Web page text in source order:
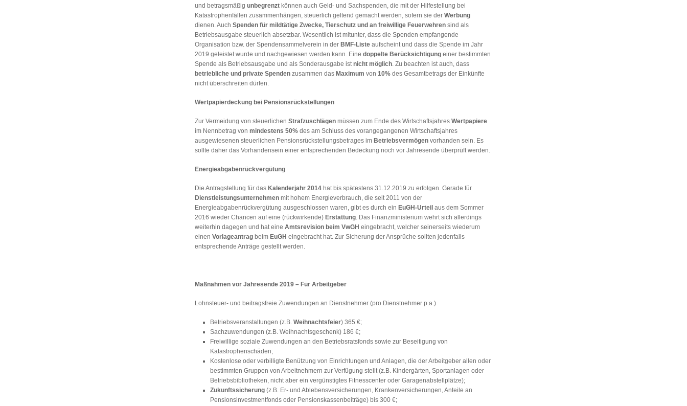
und betragsmäßig unbegrenztkönnen auch Geld- und Sachspenden, die mit der Hilfestellung bei
Katastrophenfällen zusammenhängen, steuerlich geltend gemacht werden, sofern sie der Werbung
dienen. Auch Spenden für mildtätige Zwecke, Tierschutz und an freiwillige Feuerwehren sind als
Betriebsausgabe steuerlich absetzbar. Wesentlich ist mitunter, dass die Spenden empfangende
Organisation bzw. der Spendensammelverein in der BMF-Listeaufscheint und dass die Spende im Jahr
2019 geleistet wurde und nachgewiesen werden kann. Eine doppelte Berücksichtigungeiner bestimmten
Spende als Betriebsausgabe und als Sonderausgabe ist nicht möglich. Zu beachten ist auch, dass
betriebliche und private Spendenzusammen das Maximum von 10%des Gesamtbetrags der Einkünfte
nicht überschreiten dürfen.
Wertpapierdeckung bei Pensionsrückstellungen
Zur Vermeidung von steuerlichen Strafzuschlägenmüssen zum Ende des Wirtschaftsjahres Wertpapiere
im Nennbetrag von mindestens 50%des am Schluss des vorangegangenen Wirtschaftsjahres
ausgewiesenen steuerlichen Pensionsrückstellungsbetrages im Betriebsvermögenvorhanden sein. Es
sollte daher das Vorhandensein einer entsprechenden Bedeckung noch vor Jahresende überprüft werden.
Energieabgabenrückvergütung
Die Antragstellung für das Kalenderjahr 2014hat bis spätestens 31.12.2019 zu erfolgen. Gerade für
Dienstleistungsunternehmenmit hohem Energieverbrauch, die seit 2011 von der
Energieabgabenrückvergütung ausgeschlossen waren, gibt es durch ein EuGH-Urteilaus dem Sommer
2016 wieder Chancen auf eine (rückwirkende) Erstattung. Das Finanzministerium wehrt sich allerdings
weiterhin dagegen und hat eine Amtsrevision beim VwGH eingebracht, welcher seinerseits wiederum
einen Vorlageantragbeim EuGH eingebracht hat. Zur Sicherung der Ansprüche sollten jedenfalls
entsprechende Anträge gestellt werden.
Maßnahmen vor Jahresende 2019 – Für Arbeitgeber
Lohnsteuer- und beitragsfreie Zuwendungen an Dienstnehmer (pro Dienstnehmer p.a.)
Betriebsveranstaltungen (z.B. Weihnachtsfeier) 365 €;
Sachzuwendungen (z.B. Weihnachtsgeschenk) 186 €;
Freiwillige soziale Zuwendungen an den Betriebsratsfonds sowie zur Beseitigung von
Katastrophenschäden;
Kostenlose oder verbilligte Benützung von Einrichtungen und Anlagen, die der Arbeitgeber allen oder
bestimmten Gruppen von Arbeitnehmern zur Verfügung stellt (z.B. Kindergärten, Sportanlagen oder
Betriebsbibliotheken, nicht aber ein vergünstigtes Fitnesscenter oder Garagenabstellplätze);
Zukunftssicherung(z.B. Er- und Ablebensversicherungen, Krankenversicherungen, Anteile an
Pensionsinvestmentfonds oder Pensionskassenbeiträge) bis 300 €;